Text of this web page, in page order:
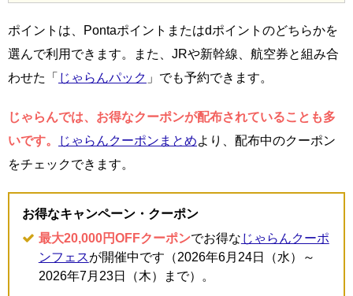
ポイントは、Pontaポイントまたはdポイントのどちらかを
選んで利用できます。また、JRや新幹線、航空券と組み合
わせた「 じゃらんパック 」でも予約できます。
じゃらんでは、お得なクーポンが配布されていることも多
いです。
じゃらんクーポンまとめより、配布中のクーポン
をチェックできます。
お得なキャンペーン・クーポン
最大20,000円OFFクーポンでお得な じゃらんクーポ
ンフェスが開催中です（2026年6月24日（水）～
2026年7月23日（木）まで）。